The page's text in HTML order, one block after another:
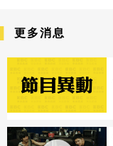
更多消息